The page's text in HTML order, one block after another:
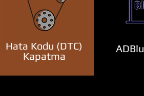
Hata Kodu (DTC)
Kapatma